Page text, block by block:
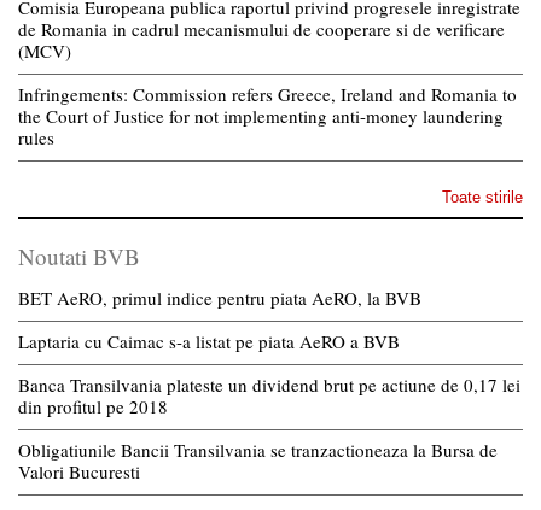
Comisia Europeana publica raportul privind progresele inregistrate
de Romania in cadrul mecanismului de cooperare si de verificare
(MCV)
Infringements: Commission refers Greece, Ireland and Romania to
the Court of Justice for not implementing anti-money laundering
rules
Toate stirile
Noutati BVB
BET AeRO, primul indice pentru piata AeRO, la BVB
Laptaria cu Caimac s-a listat pe piata AeRO a BVB
Banca Transilvania plateste un dividend brut pe actiune de 0,17 lei
din profitul pe 2018
Obligatiunile Bancii Transilvania se tranzactioneaza la Bursa de
Valori Bucuresti